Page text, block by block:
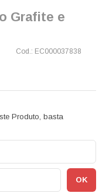
Grafite e
EC000037838
Produto, basta